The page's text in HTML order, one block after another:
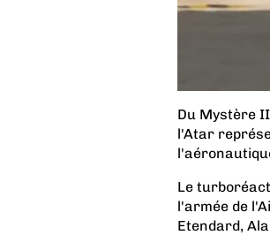
Du Mystère
l'Atar
Le
l'armée de
Etendard,